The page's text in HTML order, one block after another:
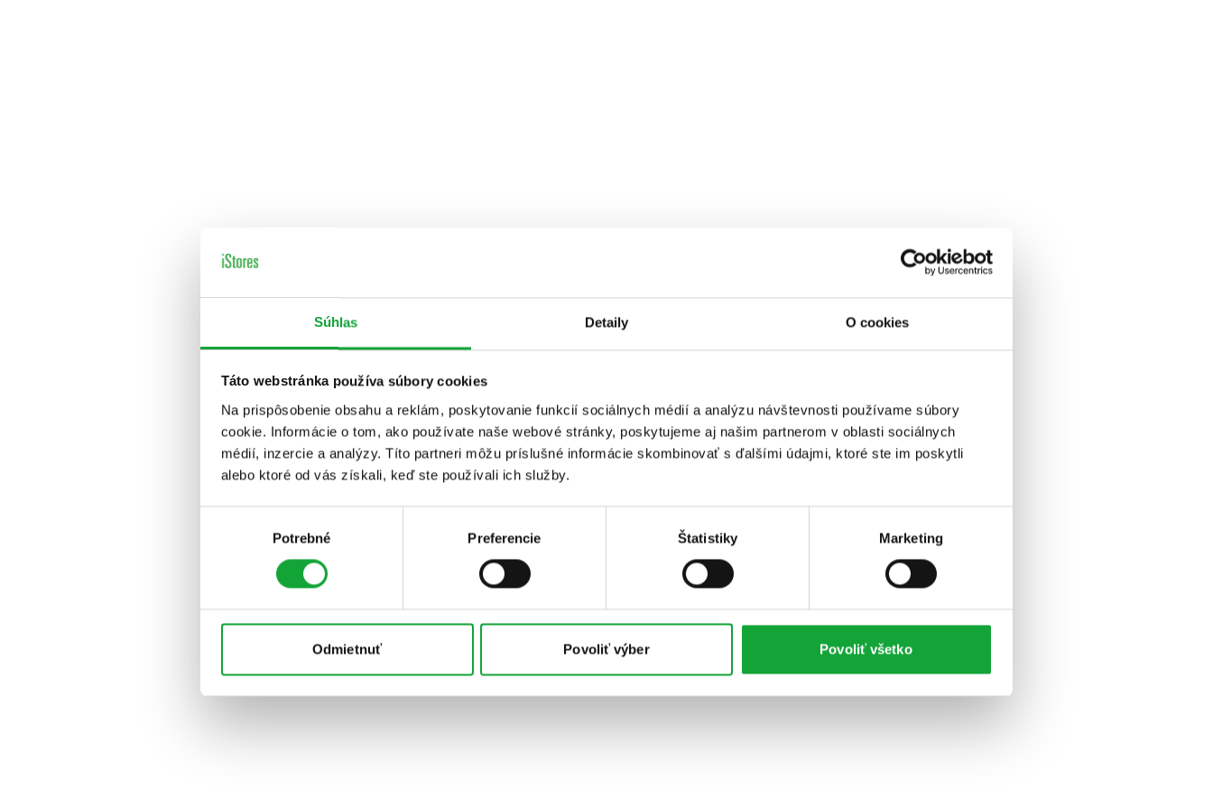
Súhlas Detaily O cookies
Táto webstránka používa súbory cookies
Na prispôsobenie obsahu a reklám, poskytovanie funkcií sociálnych médií a analýzu návštevnosti používame súbory
cookie. Informácie o tom, ako používate naše webové stránky, poskytujeme aj našim partnerom v oblasti sociálnych
médií, inzercie a analýzy. Títo partneri môžu príslušné informácie skombinovať s ďalšími údajmi, ktoré ste im poskytli
alebo ktoré od vás získali, keď ste používali ich služby.
Potrebné Preferencie Štatistiky Marketing
Odmietnuť Povoliť výber Povoliť všetko